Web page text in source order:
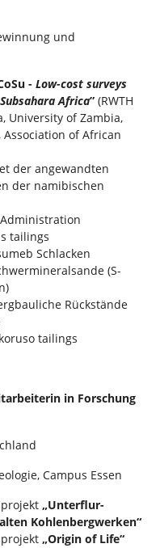
und
- Low-cost surveys
Africa” (RWTH
University of Zambia,
of African
der angewandten
der namibischen
tailings
Schlacken
(S-
Rückstände
tailings
in Forschung
Campus Essen
„Unterflur-
Kohlenbergwerken“
„Origin of Life“